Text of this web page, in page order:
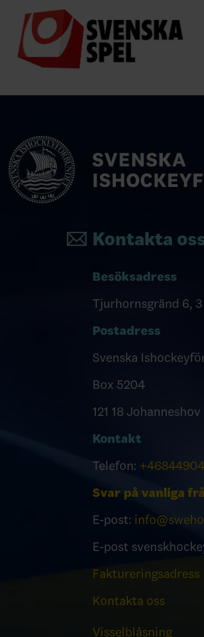
Kontakta
Besöksadress
Tjurhornsgränd 6,
Postadress
Svenska
Box 5204
121 18 Johanneshov
Kontakt
Telefon:
Svar på vanliga
E-post:
E-post
Faktureringsadress
Kontakta oss
Visselblåsning